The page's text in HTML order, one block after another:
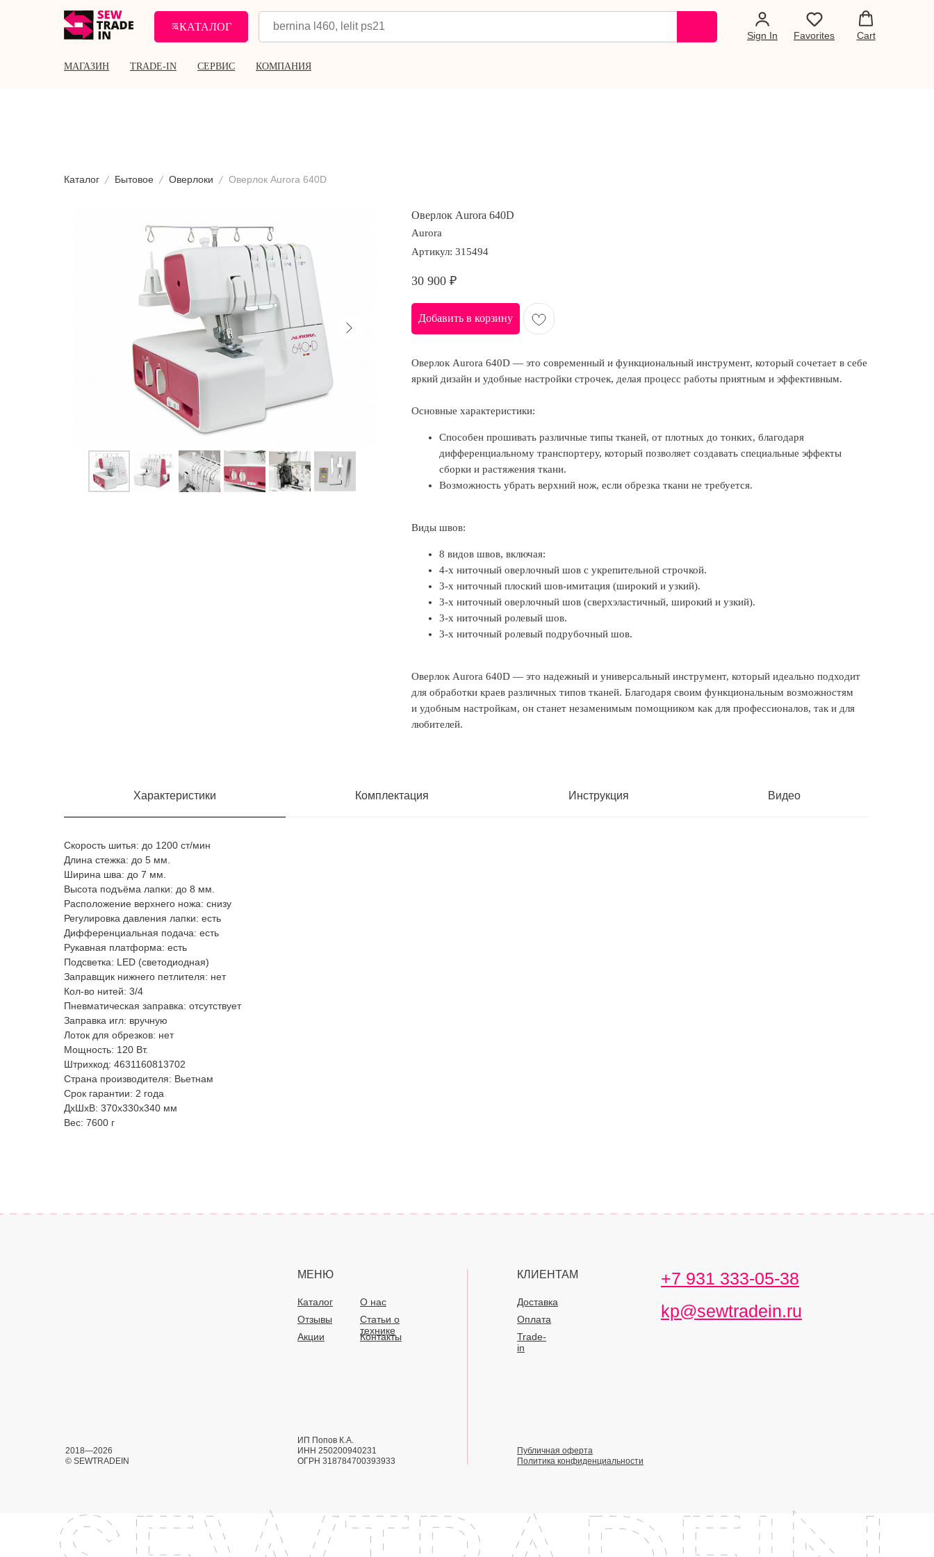
КАТАЛОГ
Sign In Favorites Cart
МАГАЗИН TRADE-IN СЕРВИС КОМПАНИЯ
Каталог Бытовое Оверлоки Оверлок Aurora 640D
Оверлок Aurora 640D
Aurora
Артикул: 315494
30 900 ₽
Добавить в корзину
Оверлок Aurora 640D — это современный и функциональный инструмент, который сочетает в себе
яркий дизайн и удобные настройки строчек, делая процесс работы приятным и эффективным.
Основные характеристики:
Способен прошивать различные типы тканей, от плотных до тонких, благодаря
дифференциальному транспортеру, который позволяет создавать специальные эффекты
сборки и растяжения ткани.
Возможность убрать верхний нож, если обрезка ткани не требуется.
Виды швов:
8 видов швов, включая:
4-х ниточный оверлочный шов с укрепительной строчкой.
3-х ниточный плоский шов-имитация (широкий и узкий).
3-х ниточный оверлочный шов (сверхэластичный, широкий и узкий).
3-х ниточный ролевый шов.
3-х ниточный ролевый подрубочный шов.
Оверлок Aurora 640D — это надежный и универсальный инструмент, который идеально подходит
для обработки краев различных типов тканей. Благодаря своим функциональным возможностям
и удобным настройкам, он станет незаменимым помощником как для профессионалов, так и для
любителей.
Характеристики Комплектация Инструкция Видео
Скорость шитья: до 1200 ст/мин
Длина стежка: до 5 мм.
Ширина шва: до 7 мм.
Высота подъёма лапки: до 8 мм.
Расположение верхнего ножа: снизу
Регулировка давления лапки: есть
Дифференциальная подача: есть
Рукавная платформа: есть
Подсветка: LED (светодиодная)
Заправщик нижнего петлителя: нет
Кол-во нитей: 3/4
Пневматическая заправка: отсутствует
Заправка игл: вручную
Лоток для обрезков: нет
Мощность: 120 Вт.
Штрихкод: 4631160813702
Страна производителя: Вьетнам
Срок гарантии: 2 года
ДxШxВ: 370x330x340 мм
Вес: 7600 г
МЕНЮ КЛИЕНТАМ
Каталог О нас
Доставка
Статьи о
технике
Оплата
Отзывы
Акции
Контакты
Trade-
in
+7 931 333-05-38
kp@sewtradein.ru
ИП Попов К.А.
ИНН 250200940231
ОГРН 318784700393933
Политика конфиденциальности
Публичная оферта
2018—2026
© SEWTRADEIN